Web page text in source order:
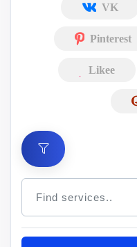
VK
Pinterest
Likee